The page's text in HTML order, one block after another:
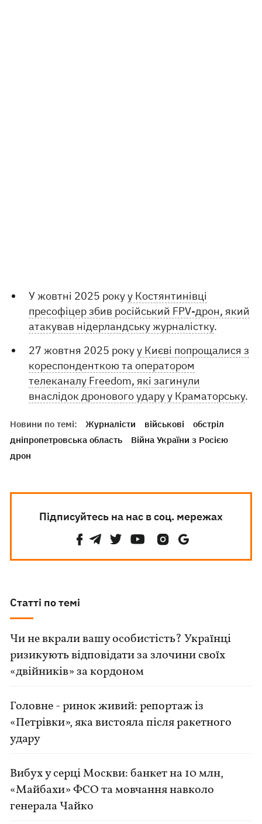
У жовтні 2025 рокуу Костянтинівці
пресофіцер збив російський FPV-дрон, який
атакував нідерландську журналістку.
27 жовтня 2025 рокуу Києві попрощалися з
кореспонденткою та оператором
телеканалу Freedom, які загинули
внаслідок дронового удару у Краматорську.
Новини по темі: Журналісти військові
обстріл
дніпропетровська область
Війна України з Росією
дрон
Підписуйтесь на нас в соц. мережах
Статті по темі
Чи не вкрали вашу особистість? Українці
ризикують відповідати за злочини своїх
«двійників» за кордоном
Головне - ринок живий: репортаж із
«Петрівки», яка вистояла після ракетного
удару
Вибух у серці Москви: банкет на 10 млн,
«Майбахи» ФСО та мовчання навколо
генерала Чайко